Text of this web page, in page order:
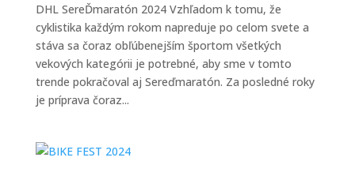
DHL SereĎmaratón 2024 Vzhľadom k tomu, že
cyklistika každým rokom napreduje po celom svete a
stáva sa čoraz obľúbenejším športom všetkých
vekových kategórii je potrebné, aby sme v tomto
trende pokračoval aj Sereďmaratón. Za posledné roky
je príprava čoraz...